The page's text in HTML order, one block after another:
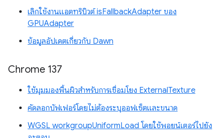
เลิกใช้งานแอตทริบิวต์ isFallbackAdapter ของ
GPUAdapter
ข้อมูลอัปเดตเกี่ยวกับ Dawn
Chrome 137
ใช้มุมมองพื้นผิวสำหรับการเชื่อมโยง ExternalTexture
คัดลอกบัฟเฟอร์โดยไม่ต้องระบุออฟเซ็ตและขนาด
WGSL workgroupUniformLoad โดยใช้พอยน์เตอร์ไปยัง